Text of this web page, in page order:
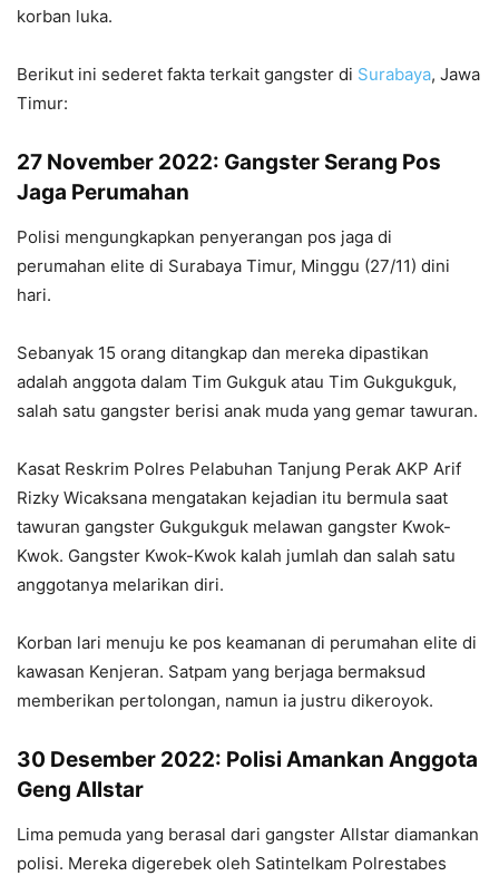
korban luka.
Berikut ini sederet fakta terkait gangster di Surabaya, Jawa
Timur:
27 November 2022: Gangster Serang Pos
Jaga Perumahan
Polisi mengungkapkan penyerangan pos jaga di
perumahan elite di Surabaya Timur, Minggu (27/11) dini
hari.
Sebanyak 15 orang ditangkap dan mereka dipastikan
adalah anggota dalam Tim Gukguk atau Tim Gukgukguk,
salah satu gangster berisi anak muda yang gemar tawuran.
Kasat Reskrim Polres Pelabuhan Tanjung Perak AKP Arif
Rizky Wicaksana mengatakan kejadian itu bermula saat
tawuran gangster Gukgukguk melawan gangster Kwok-
Kwok. Gangster Kwok-Kwok kalah jumlah dan salah satu
anggotanya melarikan diri.
Korban lari menuju ke pos keamanan di perumahan elite di
kawasan Kenjeran. Satpam yang berjaga bermaksud
memberikan pertolongan, namun ia justru dikeroyok.
30 Desember 2022: Polisi Amankan Anggota
Geng Allstar
Lima pemuda yang berasal dari gangster Allstar diamankan
polisi. Mereka digerebek oleh Satintelkam Polrestabes